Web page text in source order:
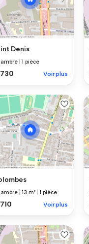
Denis
|1 pièce
Voir plus
|13 m² |1 pièce
Voir plus